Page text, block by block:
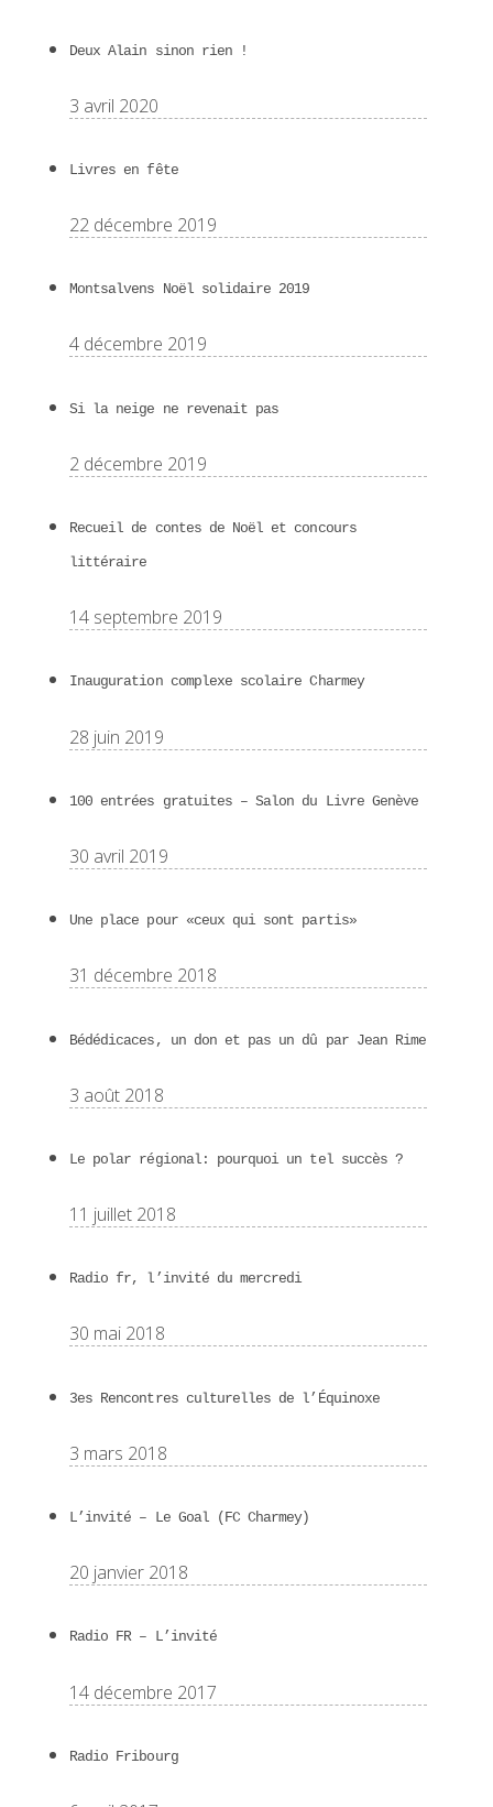
Deux Alain sinon rien !
3 avril 2020
Livres en fête
22 décembre 2019
Montsalvens Noël solidaire 2019
4 décembre 2019
Si la neige ne revenait pas
2 décembre 2019
Recueil de contes de Noël et concours
littéraire
14 septembre 2019
Inauguration complexe scolaire Charmey
28 juin 2019
100 entrées gratuites – Salon du Livre Genève
30 avril 2019
Une place pour «ceux qui sont partis»
31 décembre 2018
Bédédicaces, un don et pas un dû par Jean Rime
3 août 2018
Le polar régional: pourquoi un tel succès ?
11 juillet 2018
Radio fr, l’invité du mercredi
30 mai 2018
3es Rencontres culturelles de l’Équinoxe
3 mars 2018
L’invité – Le Goal (FC Charmey)
20 janvier 2018
Radio FR – L’invité
14 décembre 2017
Radio Fribourg